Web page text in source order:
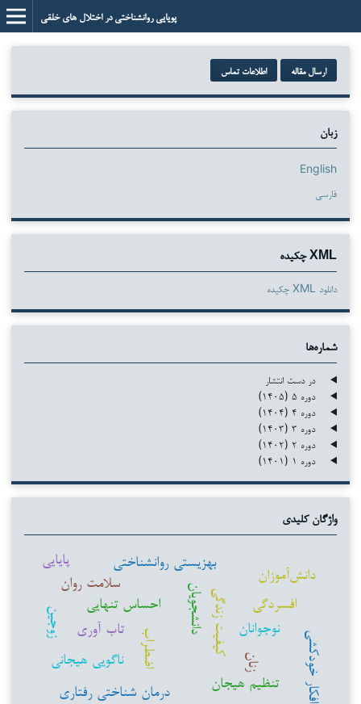
پویایی روانشناختی در اختلال های خلقی
ارسال مقاله اطلاعات تماس
زبان
English
فارسی
XML چکیده
دانلود XML چکیده
شماره‌ها
در دست انتشار
دوره ۵ (۱۴۰۵)
دوره ۴ (۱۴۰۴)
دوره ۳ (۱۴۰۳)
دوره ۲ (۱۴۰۲)
دوره ۱ (۱۴۰۱)
واژگان کلیدی
اضطراب
دانشجویانکیفیت زندگی نوجوانان
افسردگی
بهزیستی روانشناختی
دانش‌آموزان
زنان
تنظیم هیجان
درمان شناختی رفتاری
ناگویی هیجانی
احساس تنهایی
زوجین
افکار خودکشی
تاب آوری
سلامت روان
پایایی